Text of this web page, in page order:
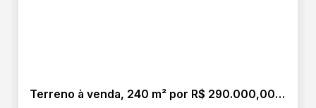
Terreno à venda, 240 m² por R$ 290.000,00 - Reserva do Arvoredo - Gravataí/RS